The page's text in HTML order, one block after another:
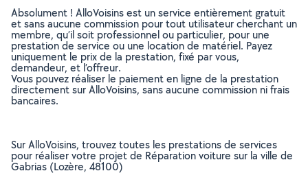
Absolument ! AlloVoisins est un service entièrement gratuit
et sans aucune commission pour tout utilisateur cherchant un
membre, qu’il soit professionnel ou particulier, pour une
prestation de service ou une location de matériel. Payez
uniquement le prix de la prestation, fixé par vous,
demandeur, et l’offreur.
Vous pouvez réaliser le paiement en ligne de la prestation
directement sur AlloVoisins, sans aucune commission ni frais
bancaires.
Sur AlloVoisins, trouvez toutes les prestations de services
pour réaliser votre projet de Réparation voiture sur la ville de
Gabrias (Lozère, 48100)